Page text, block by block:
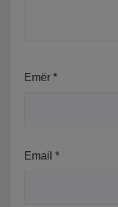
Emër *
Email *